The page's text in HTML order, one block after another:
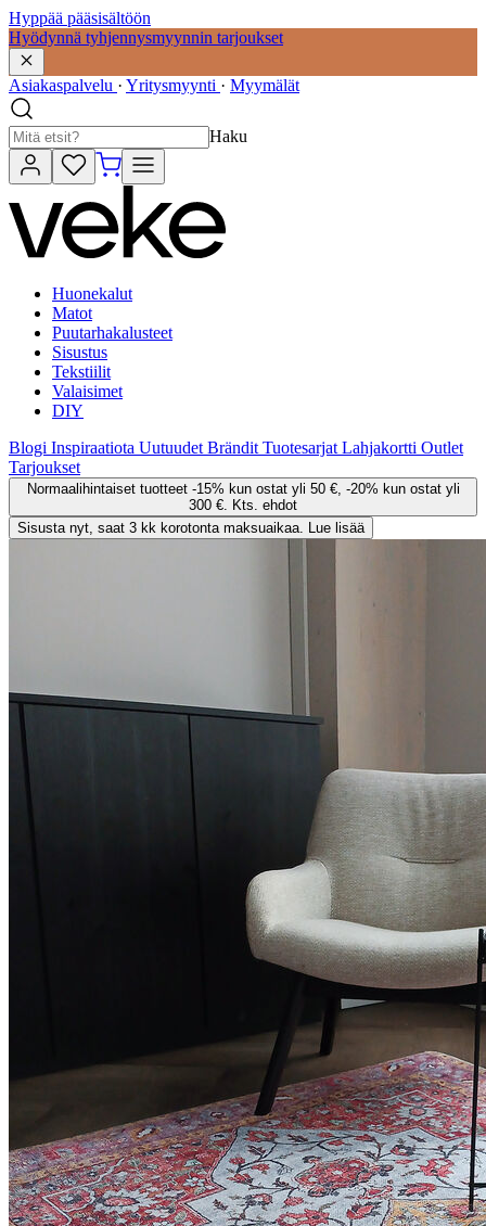
Hyppää pääsisältöön
Hyödynnä tyhjennysmyynnin tarjoukset
Asiakaspalvelu · Yritysmyynti · Myymälät
Haku
Huonekalut
Matot
Puutarhakalusteet
Sisustus
Tekstiilit
Valaisimet
DIY
Blogi Inspiraatiota Uutuudet Brändit Tuotesarjat Lahjakortti Outlet
Tarjoukset
Normaalihintaiset tuotteet -15% kun ostat yli 50 €, -20% kun ostat yli
300 €. Kts. ehdot
Sisusta nyt, saat 3 kk korotonta maksuaikaa. Lue lisää